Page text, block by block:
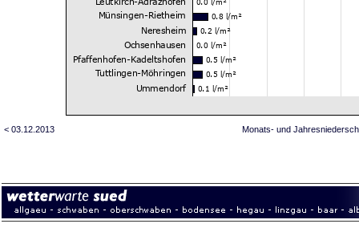
< 03.12.2013 Monats- und